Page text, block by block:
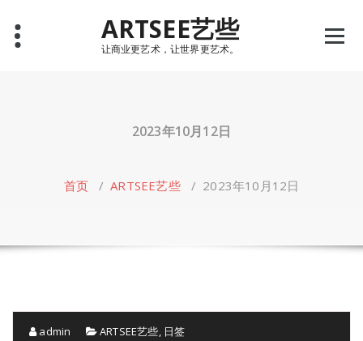
content
ARTSEE艺些
让商业更艺术，让世界更艺术。
2023年10月12日
首页 /ARTSEE艺些/ 2023年10月12日
admin ARTSEE艺些, 日签